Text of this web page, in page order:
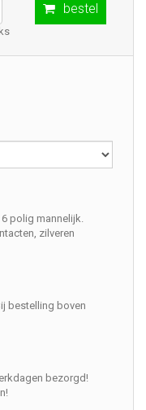
bestel
polig mannelijk.
zilveren
bestelling boven
bezorgd!